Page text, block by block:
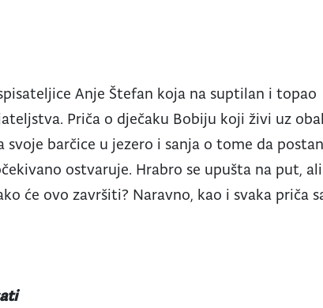
Anje Štefan koja na suptilan i topao
Priča o dječaku Bobiju koji živi uz
barčice u jezero i sanja o tome da
ostvaruje. Hrabro se upušta na put,
će ovo završiti? Naravno, kao i svaka priča